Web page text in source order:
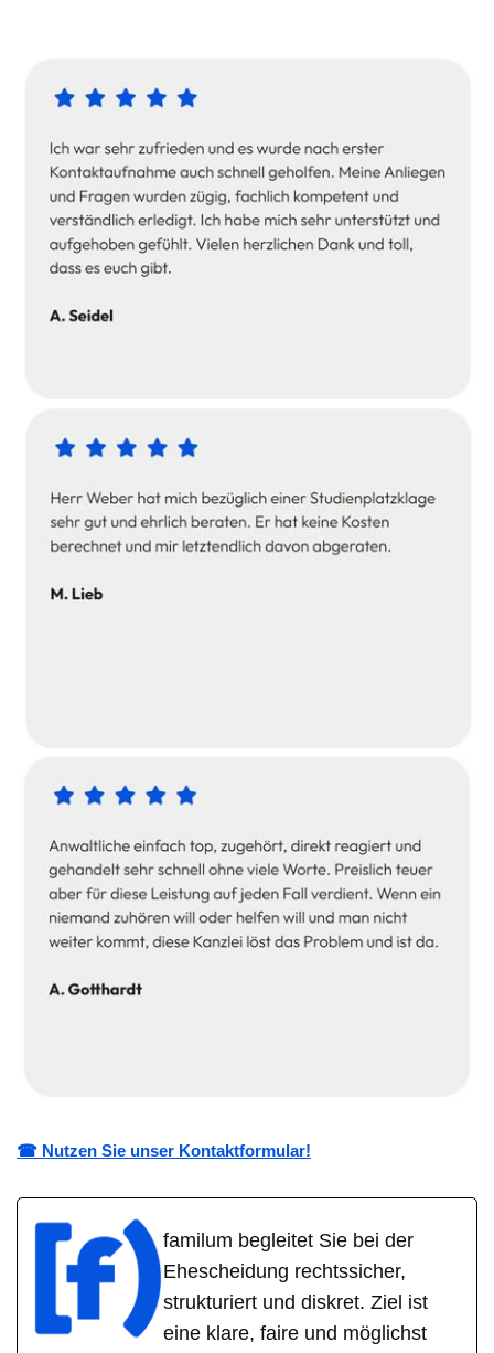
☎ Nutzen Sie unser Kontaktformular!
familum begleitet Sie bei der
Ehescheidung rechtssicher,
strukturiert und diskret. Ziel ist
eine klare, faire und möglichst